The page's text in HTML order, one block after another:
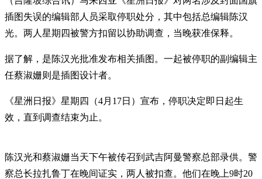
插图失误的编辑部人员采取停职处分，其中包括总编辑陈汉
光。两人星期四被警方扣留以协助调查，当晚获准保释。
据了解，是陈汉光批准发布相关插图。一起被停职的副编辑主
任蔡淑姗则是插图设计者。
《星洲日报》星期四（4月17日）宣布，停职决定即日起生
效，直到调查结束为止。
陈汉光和蔡淑姗当天下午被传召到武吉阿曼警察总部录供。警
察总长拉扎鲁丁在晚间证实，两人被扣查。他们在晚上9时20